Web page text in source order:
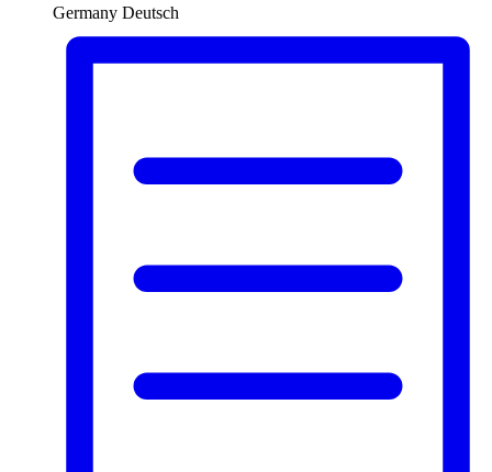
Germany Deutsch